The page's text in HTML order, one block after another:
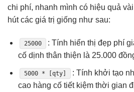
chi phí, nhanh mình có hiệu quả
hútcác giá trị giống như sau:
25000 : Tính hiển thị đẹp phí
cố dịnh thân thiện là 25.000
5000 * [qty] : Tính khởi tạo
caohàng cố tiết kiệm thời gian